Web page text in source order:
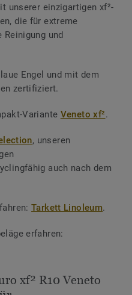
unserer einzigartigen xf²-
die für extreme
und
Engel und mit dem
zertifiziert.
Variante Veneto xf².
, unseren
auch nach dem
Tarkett Linoleum.
erfahren:
xf² R10 Veneto